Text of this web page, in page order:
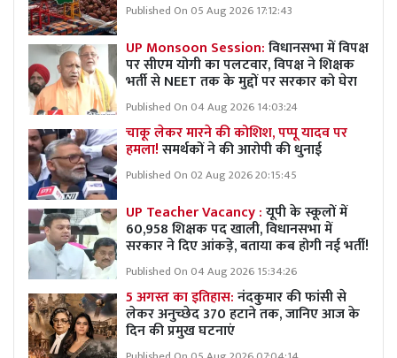
Published On 05 Aug 2026 17:12:43
UP Monsoon Session:विधानसभा में विपक्ष
पर सीएम योगी का पलटवार, विपक्ष ने शिक्षक
भर्ती से NEET तक के मुद्दों पर सरकार को घेरा
Published On 04 Aug 2026 14:03:24
चाकू लेकर मारने की कोशिश, पप्पू यादव पर
हमला!समर्थकों ने की आरोपी की धुनाई
Published On 02 Aug 2026 20:15:45
UP Teacher Vacancy :यूपी के स्कूलों में
60,958 शिक्षक पद खाली, विधानसभा में
सरकार ने दिए आंकड़े, बताया कब होगी नई भर्ती!
Published On 04 Aug 2026 15:34:26
5 अगस्त का इतिहास:नंदकुमार की फांसी से
लेकर अनुच्छेद 370 हटाने तक, जानिए आज के
दिन की प्रमुख घटनाएं